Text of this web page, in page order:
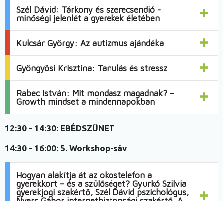
Szél Dávid: Tárkony és szerecsendió -
minőségi jelenlét a gyerekek életében
Kulcsár György: Az autizmus ajándéka
Gyöngyösi Krisztina: Tanulás és stressz
Rabec István: Mit mondasz magadnak? –
Growth mindset a mindennapokban
12:30 - 14:30: EBÉDSZÜNET
14:30 - 16:00: 5. Workshop-sáv
Hogyan alakítja át az okostelefon a
gyerekkort – és a szülőséget? Gyurkó Szilvia
gyerekjogi szakértő, Szél Dávid pszichológus,